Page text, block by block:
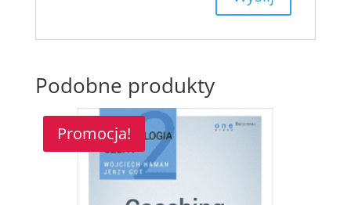
Podobne produkty
Promocja!